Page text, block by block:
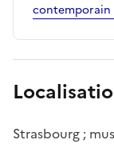
contemporain
Strasbourg ;